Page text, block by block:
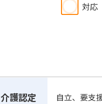
対応
介護認定 自立、要支